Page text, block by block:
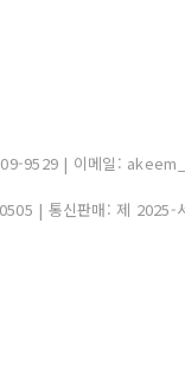
9529 | 이메일:
| 통신판매: 제 2025-